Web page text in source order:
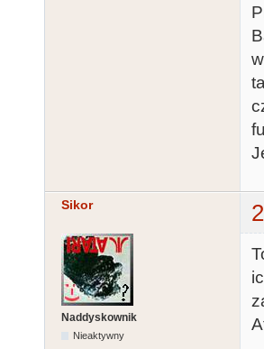
Sikor
Naddyskownik
Nieaktywny